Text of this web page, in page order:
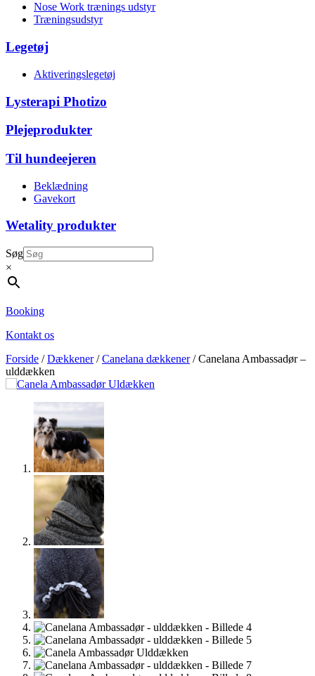
Nose Work trænings udstyr
Træningsudstyr
Legetøj
Aktiveringslegetøj
Lysterapi Photizo
Plejeprodukter
Til hundeejeren
Beklædning
Gavekort
Wetality produkter
Søg
×
Booking
Kontakt os
Forside /Dækkener/Canelana dækkener/ Canelana Ambassadør –
ulddækken